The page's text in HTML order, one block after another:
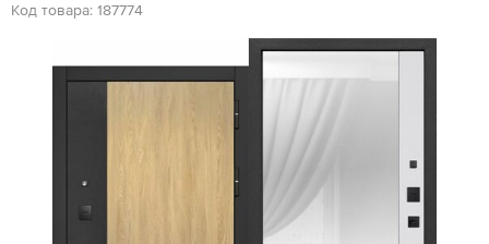
Код товара: 187774